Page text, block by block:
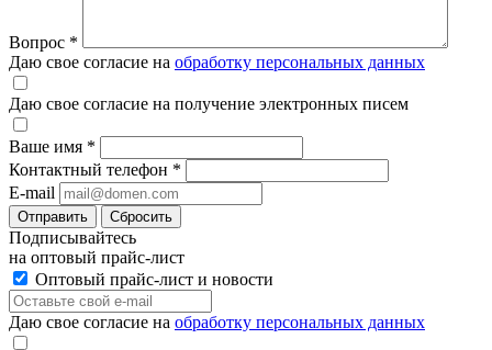
Вопрос *
Даю свое согласие на обработку персональных данных
Даю свое согласие на получение электронных писем
Ваше имя *
Контактный телефон *
E-mail
Отправить Сбросить
Подписывайтесь
на оптовый прайс-лист
Оптовый прайс-лист и новости
Даю свое согласие на обработку персональных данных